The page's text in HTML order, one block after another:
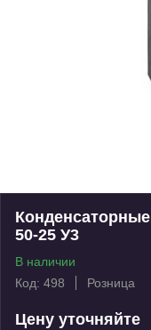
50-25 У3
В наличии
Код: 498
Розница
Цену уточняйте